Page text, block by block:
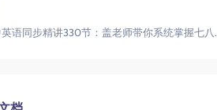
盖老师译林版初中英语七八九年级